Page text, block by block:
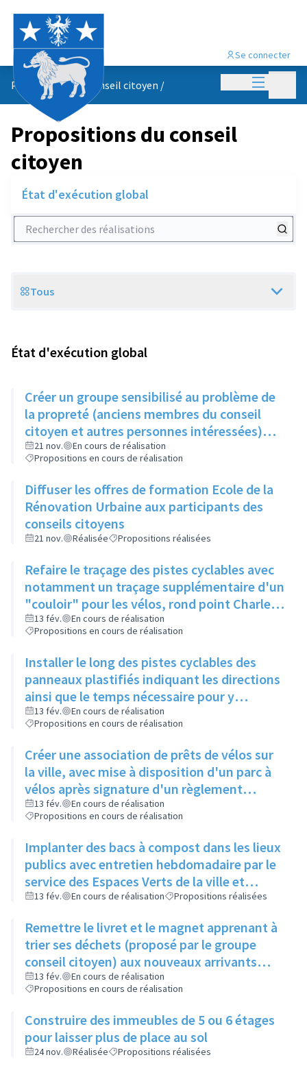
Menu
Se connecter
Propositions du conseil citoyen /
Propositions du conseil
citoyen
État d'exécution global
Rechercher des réalisations
Scope
Tous
État d'exécution global
Créer un groupe sensibilisé au problème de
la propreté (anciens membres du conseil
citoyen et autres personnes intéressées)
qui, une fois par trimestre, ferait remonter
les informations au service concerné
21 nov.
En cours de réalisation
Propositions en cours de réalisation
Diffuser les offres de formation Ecole de la
Rénovation Urbaine aux participants des
conseils citoyens
21 nov. Réalisée Propositions réalisées
Refaire le traçage des pistes cyclables avec
notamment un traçage supplémentaire d'un
"couloir" pour les vélos, rond point Charles
de Gaulle, pour relier 2 pistes existantes
13 fév.
En cours de réalisation
Propositions en cours de réalisation
Installer le long des pistes cyclables des
panneaux plastifiés indiquant les directions
ainsi que le temps nécessaire pour y
accéder, et une comparaison avec le temps
mis en voiture
13 fév.
En cours de réalisation
Propositions en cours de réalisation
Créer une association de prêts de vélos sur
la ville, avec mise à disposition d'un parc à
vélos après signature d'un règlement
intérieur et d'une charte de respect du
matériel
13 fév.
En cours de réalisation
Propositions en cours de réalisation
Implanter des bacs à compost dans les lieux
publics avec entretien hebdomadaire par le
service des Espaces Verts de la ville et
réutilisation du compost dans les ronds-
13 fév. En cours de réalisation Propositions réalisées
Remettre le livret et le magnet apprenant à
trier ses déchets (proposé par le groupe
conseil citoyen) aux nouveaux arrivants
dans le cadre de la visite de la ville
13 fév.
En cours de réalisation
Propositions en cours de réalisation
Construire des immeubles de 5 ou 6 étages
pour laisser plus de place au sol
24 nov. Réalisée Propositions réalisées